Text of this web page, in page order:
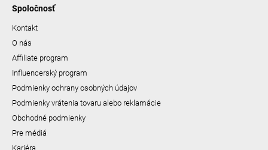
Spoločnosť
Kontakt
O nás
Affiliate program
Influencerský program
Podmienky ochrany osobných údajov
Podmienky vrátenia tovaru alebo reklamácie
Obchodné podmienky
Pre médiá
Kariéra